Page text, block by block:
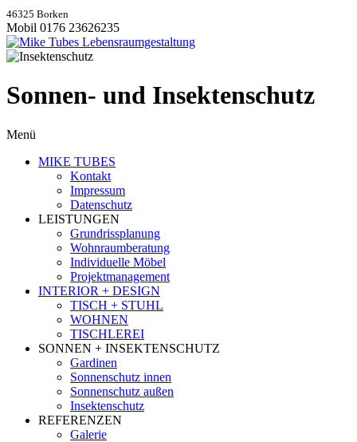
46325 Borken
Mobil 0176 23626235
Sonnen- und Insektenschutz
Menü
MIKE TUBES
Kontakt
Impressum
Datenschutz
LEISTUNGEN
Grundrissplanung
Wohnraumberatung
Individuelle Möbel
Projektmanagement
INTERIOR + DESIGN
TISCH + STUHL
WOHNEN
TISCHLEREI
SONNEN + INSEKTENSCHUTZ
Gardinen
Sonnenschutz innen
Sonnenschutz außen
Insektenschutz
REFERENZEN
Galerie